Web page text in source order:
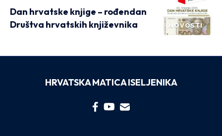
NOVOSTI
Dan hrvatske knjige – rođendan
Društva hrvatskih književnika
HRVATSKA MATICA ISELJENIKA